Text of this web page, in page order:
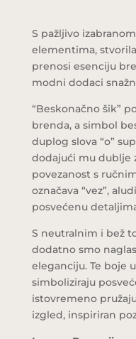
S pažljivo
elementima,
prenosi esenciju
modni dodaci
“Beskonačno šik”
brenda, a simbol
duplog slova “o”
dodajući mu dublje
povezanost s
označava “vez”,
posvećenu
S neutralnim i bež
dodatno smo
eleganciju. Te boje
simboliziraju
istovremeno
izgled, inspiriran